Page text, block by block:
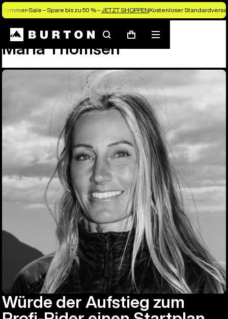
Sommer-Sale – Spare bis zu 50 % – JETZT SHOPPENKostenloser
SuchenWarenkorb
Menü
Maria Thomsen
Würde der Aufstieg zum